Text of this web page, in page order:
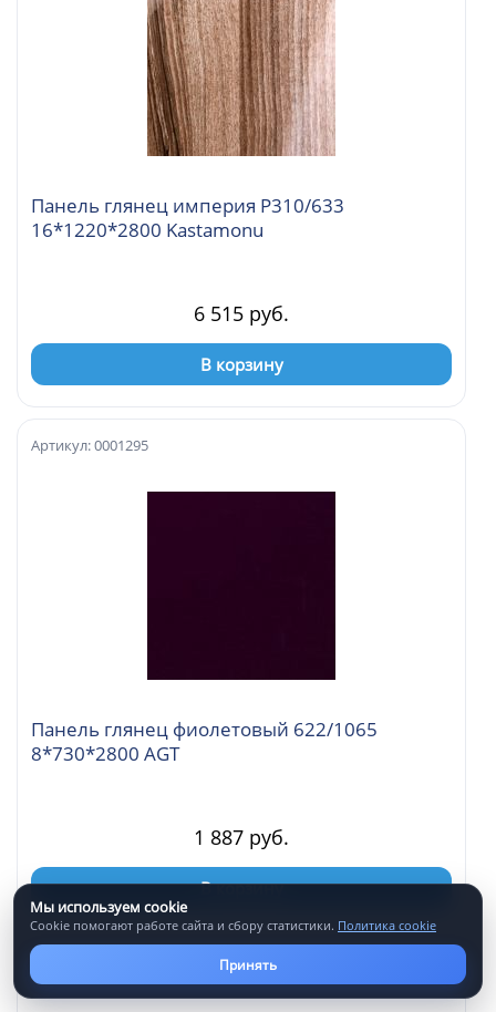
Панель глянец империя Р310/633
16*1220*2800 Kastamonu
6 515 руб.
В корзину
Панель глянец фиолетовый 622/1065
8*730*2800 AGT
Артикул: 0001295
1 887 руб.
В корзину
Мы используем cookie
Cookie помогают работе сайта и сбору статистики. Политика cookie
Принять